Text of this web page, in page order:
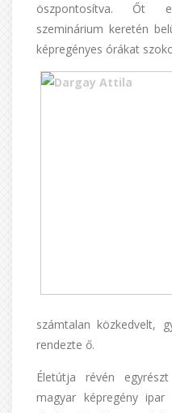
öszpontosítva. Őt
szeminárium keretén
képregényes órákat
számtalan közkedvelt,
rendezte ő.
Életútja révén
magyar képregény ipar